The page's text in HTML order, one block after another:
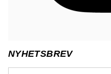
NYHETSBREV